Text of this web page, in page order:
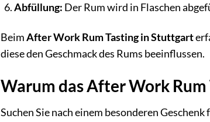
Abfüllung: Der Rum wird in Flaschen
BeimAfter Work Rum Tasting in Stuttgart
diese den Geschmack des Rums beeinflussen.
Warum das After Work
Suchen Sie nach einem besonderen